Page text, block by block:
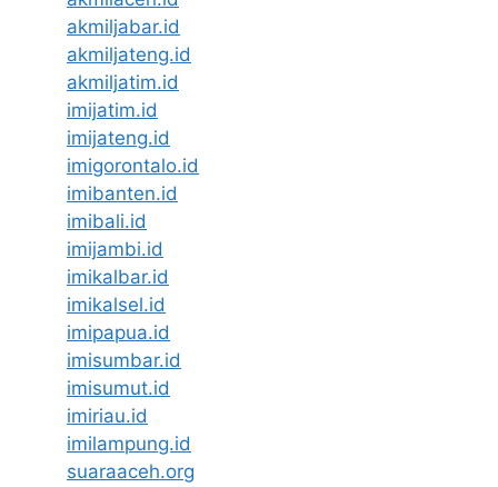
akmiljabar.id
akmiljateng.id
akmiljatim.id
imijatim.id
imijateng.id
imigorontalo.id
imibanten.id
imibali.id
imijambi.id
imikalbar.id
imikalsel.id
imipapua.id
imisumbar.id
imisumut.id
imiriau.id
imilampung.id
suaraaceh.org